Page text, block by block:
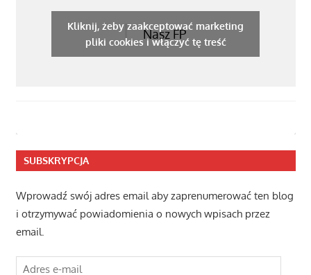
Nasz FP
Kliknij, żeby zaakceptować marketing
pliki cookies i włączyć tę treść
SUBSKRYPCJA
Wprowadź swój adres email aby zaprenumerować ten blog
i otrzymywać powiadomienia o nowych wpisach przez
email.
Adres